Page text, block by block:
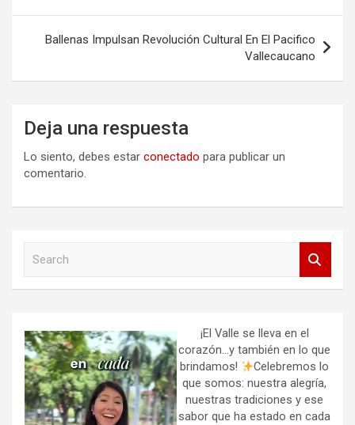
entradas
Ballenas Impulsan Revolución Cultural En El Pacifico
Vallecaucano
Deja una respuesta
Lo siento, debes estar conectado para publicar un
comentario.
h
¡El Valle se lleva en el
corazón…y también en lo que
brindamos!
Celebremos lo
que somos: nuestra alegría,
nuestras tradiciones y ese
sabor que ha estado en cada